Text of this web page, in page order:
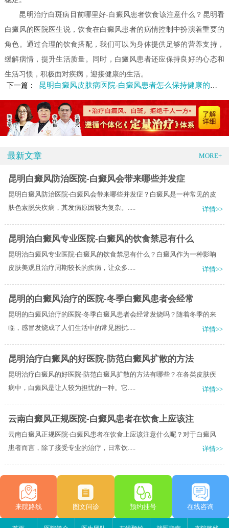
昆明治疗白斑病目前哪里好-白癜风患者饮食该注意什么？昆明看
白癜风的医院医生说，饮食在白癜风患者的病情控制中扮演着重要的
角色。通过合理的饮食搭配，我们可以为身体提供足够的营养支持，
缓解病情，提升生活质量。同时，白癜风患者还应保持良好的心态和
生活习惯，积极面对疾病，迎接健康的生活。
下一篇：
昆明白癜风皮肤病医院-白癜风患者怎么保持健康的生活方式
最新文章 MORE+
昆明白癜风防治医院-白癜风会带来哪些并发症
昆明白癜风防治医院-白癜风会带来哪些并发症？白癜风是一种常见的皮
肤色素脱失疾病，其发病原因较为复杂。.....
详情>>
昆明治白癜风专业医院-白癜风的饮食禁忌有什么
昆明治白癜风专业医院-白癜风的饮食禁忌有什么？白癜风作为一种影响
皮肤美观且治疗周期较长的疾病，让众多.....
详情>>
昆明的白癜风治疗的医院-冬季白癜风患者会经常
昆明的白癜风治疗的医院-冬季白癜风患者会经常发烧吗？随着冬季的来
临，感冒发烧成了人们生活中的常见困扰.....
详情>>
昆明治疗白癜风的好医院-防范白癜风扩散的方法
昆明治疗白癜风的好医院-防范白癜风扩散的方法有哪些？在各类皮肤疾
病中，白癜风是让人较为担忧的一种。它.....
详情>>
云南白癜风正规医院-白癜风患者在饮食上应该注
云南白癜风正规医院-白癜风患者在饮食上应该注意什么呢？对于白癜风
患者而言，除了接受专业的治疗，日常饮.....
详情>>
来院路线 图文问诊 预约挂号 在线咨询